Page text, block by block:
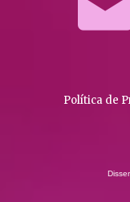
Política de